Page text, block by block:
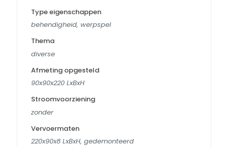
Type eigenschappen
behendigheid, werpspel
Thema
diverse
Afmeting opgesteld
90x90x220 LxBxH
Stroomvoorziening
zonder
Vervoermaten
220x90x8 LxBxH, gedemonteerd